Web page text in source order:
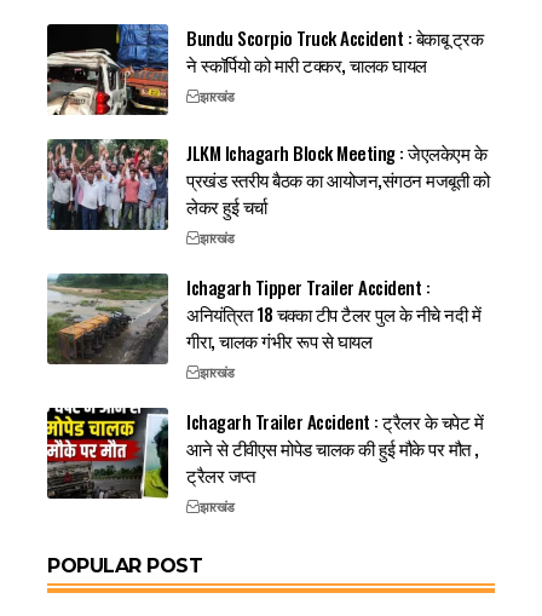
Bundu Scorpio Truck Accident : बेकाबू ट्रक
ने स्कॉर्पियो को मारी टक्कर, चालक घायल
झारखंड
JLKM Ichagarh Block Meeting : जेएलकेएम के
प्रखंड स्तरीय बैठक का आयोजन,संगठन मजबूती को
लेकर हुई चर्चा
झारखंड
Ichagarh Tipper Trailer Accident :
अनियंत्रित 18 चक्का टीप टैलर पुल के नीचे नदी में
गीरा, चालक गंभीर रूप से घायल
झारखंड
Ichagarh Trailer Accident : ट्रैलर के चपेट में
आने से टीवीएस मोपेड चालक की हुई मौके पर मौत ,
ट्रैलर जप्त
झारखंड
POPULAR POST